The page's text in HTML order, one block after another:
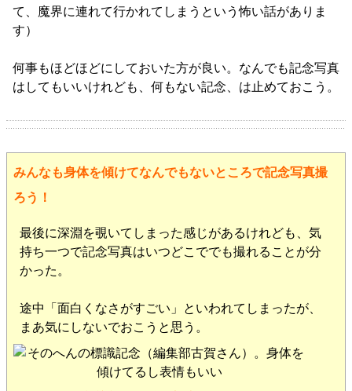
て、魔界に連れて行かれてしまうという怖い話がありま
す）
何事もほどほどにしておいた方が良い。なんでも記念写真
はしてもいいけれども、何もない記念、は止めておこう。
みんなも身体を傾けてなんでもないところで記念写真撮
ろう！
最後に深淵を覗いてしまった感じがあるけれども、気
持ち一つで記念写真はいつどこででも撮れることが分
かった。
途中「面白くなさがすごい」といわれてしまったが、
まあ気にしないでおこうと思う。